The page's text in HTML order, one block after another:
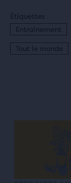
Étiquettes
Entraînement
Tout le monde